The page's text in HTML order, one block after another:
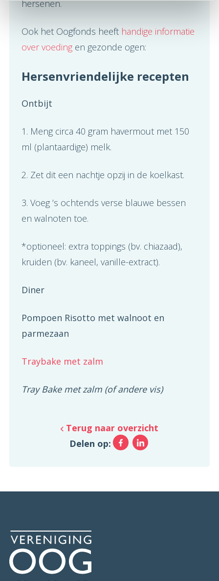
hersenen.
Ook het Oogfonds heeft handige informatie
over voeding en gezonde ogen:
Hersenvriendelijke recepten
Ontbijt
1. Meng circa 40 gram havermout met 150
ml (plantaardige) melk.
2. Zet dit een nachtje opzij in de koelkast.
3. Voeg ’s ochtends verse blauwe bessen
en walnoten toe.
*optioneel: extra toppings (bv. chiazaad),
kruiden (bv. kaneel, vanille-extract).
Diner
Pompoen Risotto met walnoot en
parmezaan
Traybake met zalm
Tray Bake met zalm (of andere vis)
Terug naar overzicht
Delen op:
Facebook
LinkedIn